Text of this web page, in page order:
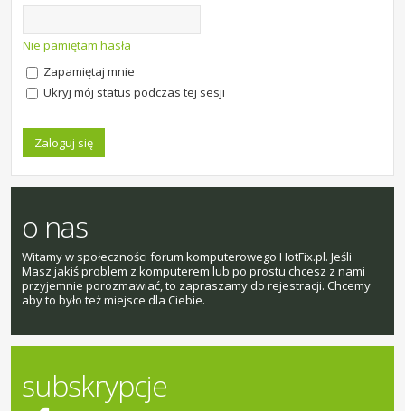
Nie pamiętam hasła
Zapamiętaj mnie
Ukryj mój status podczas tej sesji
o nas
Witamy w społeczności forum komputerowego HotFix.pl. Jeśli
Masz jakiś problem z komputerem lub po prostu chcesz z nami
przyjemnie porozmawiać, to zapraszamy do rejestracji. Chcemy
aby to było też miejsce dla Ciebie.
subskrypcje